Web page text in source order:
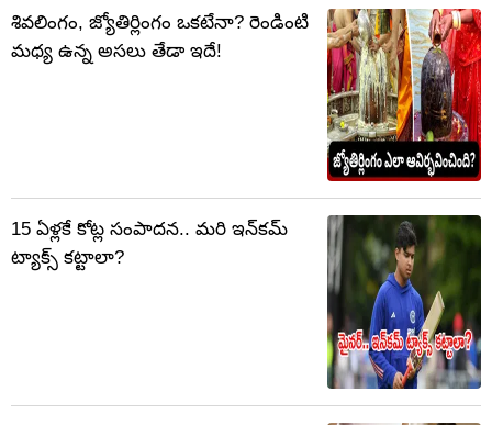
శివలింగం, జ్యోతిర్లింగం ఒకటేనా? రెండింటి
మధ్య ఉన్న అసలు తేడా ఇదే!
15 ఏళ్లకే కోట్ల సంపాదన.. మరి ఇన్‌కమ్
ట్యాక్స్ కట్టాలా?